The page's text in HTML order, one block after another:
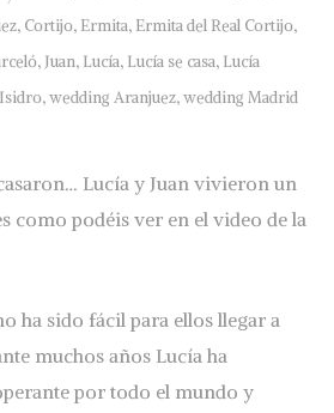
, Cortijo, Ermita, Ermita del Real Cortijo,
, Juan, Lucía, Lucía se casa, Lucía
,wedding Aranjuez,wedding Madrid
Lucía y Juan vivieron un
como podéis ver en el video de la
ha sido fácil para ellos llegar a
muchos años Lucía ha
por todo el mundo y